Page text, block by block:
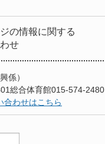
の情報に関する
せ
係
総合体育館015-574-2480
合わせはこちら